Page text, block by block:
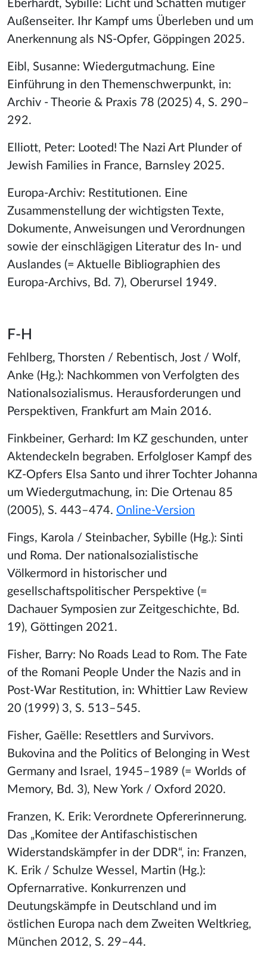
Eberhardt, Sybille: Licht und Schatten mutiger
Außenseiter. Ihr Kampf ums Überleben und um
Anerkennung als NS-Opfer, Göppingen 2025.
Eibl, Susanne: Wiedergutmachung. Eine
Einführung in den Themenschwerpunkt, in:
Archiv - Theorie & Praxis 78 (2025) 4, S. 290–
292.
Elliott, Peter: Looted! The Nazi Art Plunder of
Jewish Families in France, Barnsley 2025.
Europa-Archiv: Restitutionen. Eine
Zusammenstellung der wichtigsten Texte,
Dokumente, Anweisungen und Verordnungen
sowie der einschlägigen Literatur des In- und
Auslandes (= Aktuelle Bibliographien des
Europa-Archivs, Bd. 7), Oberursel 1949.
F-H
Fehlberg, Thorsten / Rebentisch, Jost / Wolf,
Anke (Hg.): Nachkommen von Verfolgten des
Nationalsozialismus. Herausforderungen und
Perspektiven, Frankfurt am Main 2016.
Finkbeiner, Gerhard: Im KZ geschunden, unter
Aktendeckeln begraben. Erfolgloser Kampf des
KZ-Opfers Elsa Santo und ihrer Tochter Johanna
um Wiedergutmachung, in: Die Ortenau 85
(2005), S. 443–474. Online-Version
Fings, Karola / Steinbacher, Sybille (Hg.): Sinti
und Roma. Der nationalsozialistische
Völkermord in historischer und
gesellschaftspolitischer Perspektive (=
Dachauer Symposien zur Zeitgeschichte, Bd.
19), Göttingen 2021.
Fisher, Barry: No Roads Lead to Rom. The Fate
of the Romani People Under the Nazis and in
Post-War Restitution, in: Whittier Law Review
20 (1999) 3, S. 513–545.
Fisher, Gaëlle: Resettlers and Survivors.
Bukovina and the Politics of Belonging in West
Germany and Israel, 1945–1989 (= Worlds of
Memory, Bd. 3), New York / Oxford 2020.
Franzen, K. Erik: Verordnete Opfererinnerung.
Das „Komitee der Antifaschistischen
Widerstandskämpfer in der DDR“, in: Franzen,
K. Erik / Schulze Wessel, Martin (Hg.):
Opfernarrative. Konkurrenzen und
Deutungskämpfe in Deutschland und im
östlichen Europa nach dem Zweiten Weltkrieg,
München 2012, S. 29–44.